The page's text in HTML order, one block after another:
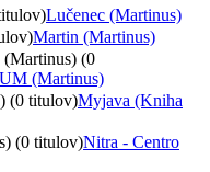
Lučenec (Martinus)
Martin (Martinus)
(0
(Martinus)
(0 titulov)Myjava (Kniha
(0 titulov)Nitra - Centro